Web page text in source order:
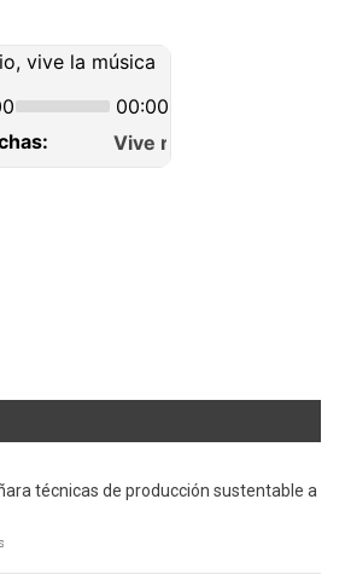
técnicas de producción sustentable a
en
Agricultor